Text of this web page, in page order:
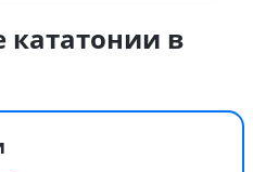
кататонии в